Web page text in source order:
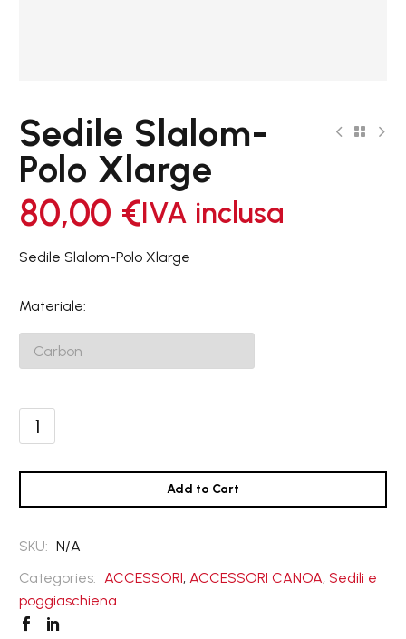
Sedile Slalom-
Polo Xlarge
80,00 €IVA inclusa
Sedile Slalom-Polo Xlarge
Materiale
Sedile
Slalom-
quantità
Add to Cart
SKU: N/A
Categories: ACCESSORI, ACCESSORI CANOA, Sedili e
poggiaschiena